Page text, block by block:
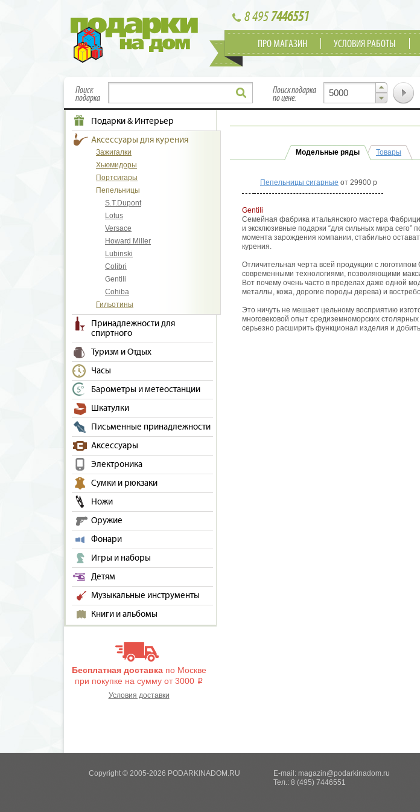
8 4957446551
ПРО МАГАЗИН УСЛОВИЯ РАБОТЫ
Поиск
подарка
Поиск подарка
по цене:
Подарки & Интерьер
Аксессуары для курения
Зажигалки
Хьюмидоры
Портсигары
Пепельницы
S.T.Dupont
Lotus
Versace
Howard Miller
Lubinski
Colibri
Gentili
Cohiba
Гильотины
Принадлежности для
спиртного
Туризм и Отдых
Часы
Барометры и метеостанции
Шкатулки
Письменные принадлежности
Аксессуары
Электроника
Сумки и рюкзаки
Ножи
Оружие
Фонари
Игры и наборы
Детям
Музыкальные инструменты
Книги и альбомы
Бесплатная доставкапо Москве
при покупке на сумму от 3000 i
Условия доставки
Модельные ряды Товары
Пепельницы cигарные от 29900 р
Gentili
Семейная фабрика итальянского мастера
и эксклюзивные подарки “для сильных мира сего”
момента зарождения компании, стабильно
курения.
Отличительная черта всей продукции с
современными технологиями, позволяющими
Вот почему очень часто в пределах даже одной
металлы, кожа, дорогие породы дерева) и
Это ничуть не мешает цельному восприятию
многовековой опыт средиземноморских
серьезно расширить функционал изделия и
Copyright © 2005-2026 PODARKINADOM.RU E-mail: magazin@podarkinadom.ru
Тел.: 8 (495) 7446551